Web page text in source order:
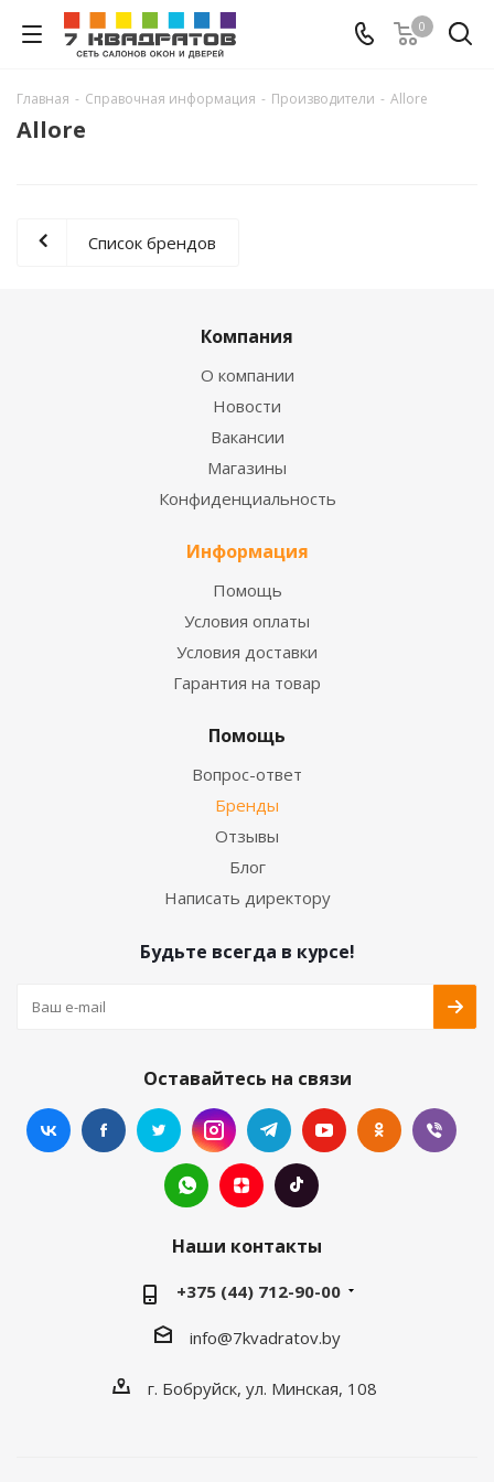
0
Главная - Справочная информация - Производители - Allore
Allore
Список брендов
Компания
О компании
Новости
Вакансии
Магазины
Конфиденциальность
Информация
Помощь
Условия оплаты
Условия доставки
Гарантия на товар
Помощь
Вопрос-ответ
Бренды
Отзывы
Блог
Написать директору
Будьте всегда в курсе!
Оставайтесь на связи
Наши контакты
+375 (44) 712-90-00
info@7kvadratov.by
г. Бобруйск, ул. Минская, 108